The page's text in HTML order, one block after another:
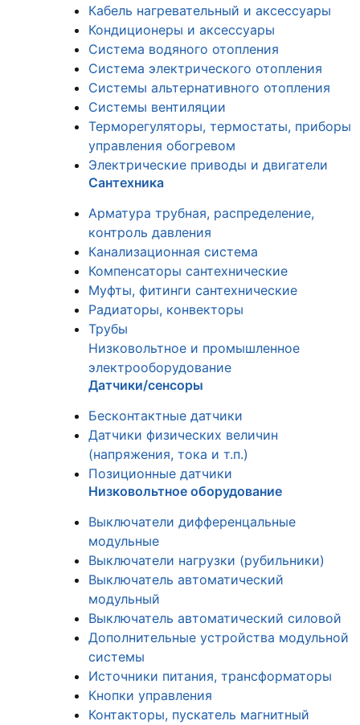
Кабель нагревательный и аксессуары
Кондиционеры и аксессуары
Система водяного отопления
Система электрического отопления
Системы альтернативного отопления
Системы вентиляции
Терморегуляторы, термостаты, приборы
управления обогревом
Электрические приводы и двигатели
Сантехника
Арматура трубная, распределение,
контроль давления
Канализационная система
Компенсаторы сантехнические
Муфты, фитинги сантехнические
Радиаторы, конвекторы
Трубы
Низковольтное и промышленное
электрооборудование
Датчики/сенсоры
Бесконтактные датчики
Датчики физических величин
(напряжения, тока и т.п.)
Позиционные датчики
Низковольтное оборудование
Выключатели дифференцальные
модульные
Выключатели нагрузки (рубильники)
Выключатель автоматический
модульный
Выключатель автоматический силовой
Дополнительные устройства модульной
системы
Источники питания, трансформаторы
Кнопки управления
Контакторы, пускатель магнитный